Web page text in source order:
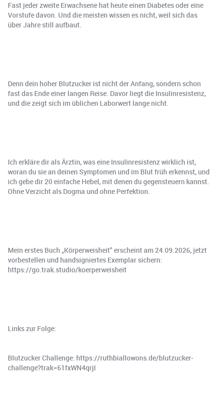
Fast jeder zweite Erwachsene hat heute einen Diabetes oder eine
Vorstufe davon. Und die meisten wissen es nicht, weil sich das
über Jahre still aufbaut.
Denn dein hoher Blutzucker ist nicht der Anfang, sondern schon
fast das Ende einer langen Reise. Davor liegt die Insulinresistenz,
und die zeigt sich im üblichen Laborwert lange nicht.
Ich erkläre dir als Ärztin, was eine Insulinresistenz wirklich ist,
woran du sie an deinen Symptomen und im Blut früh erkennst, und
ich gebe dir 20 einfache Hebel, mit denen du gegensteuern kannst.
Ohne Verzicht als Dogma und ohne Perfektion.
Mein erstes Buch „Körperweisheit" erscheint am 24.09.2026, jetzt
vorbestellen und handsigniertes Exemplar sichern:
https://go.trak.studio/koerperweisheit
Links zur Folge:
Blutzucker Challenge: https://ruthbiallowons.de/blutzucker-
challenge?trak=61fxWN4qrjI